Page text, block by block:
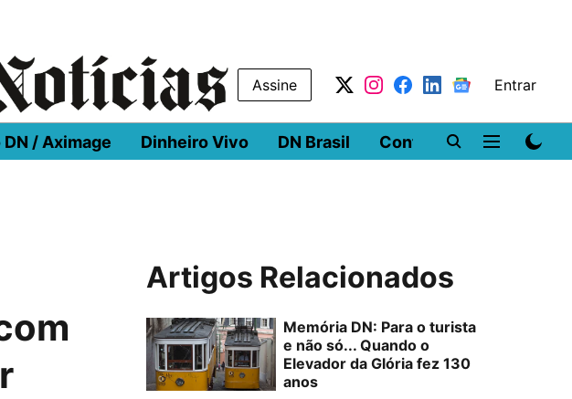
Assine Entrar
/ Aximage Dinheiro Vivo DN Brasil Conferências DN
Artigos Relacionados
Memória DN: Para o turista
e não só... Quando o
Elevador da Glória fez 130
anos